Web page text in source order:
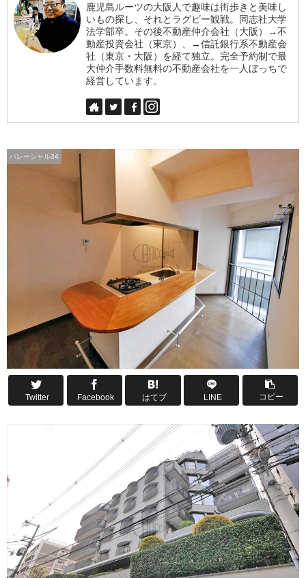
鹿児島ルーツの大阪人で趣味は街歩きと美味し
いもの探し、それとラグビー観戦。同志社大学
法学部卒。その後不動産仲介会社（大阪）→不
動産投資会社（東京）、→信託銀行系不動産会
社（東京・大阪）を経て独立。完全予約制で最
大仲介手数料無料の不動産会社を一人ぼっちで
経営しています。
パレーシャル34
Twitter Facebook はてブ LINE コピー